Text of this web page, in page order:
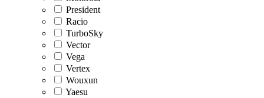
President
Racio
TurboSky
Vector
Vega
Vertex
Wouxun
Yaesu